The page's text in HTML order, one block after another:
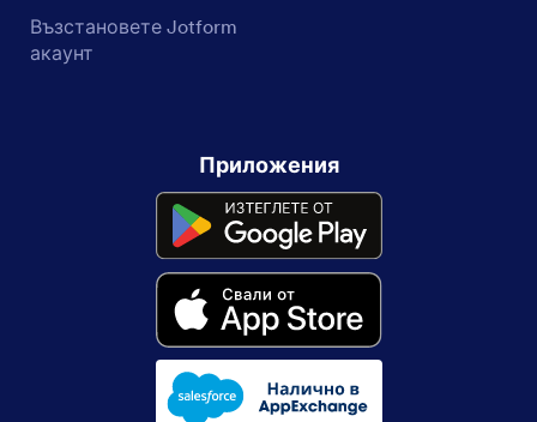
Възстановете Jotform
акаунт
Приложения